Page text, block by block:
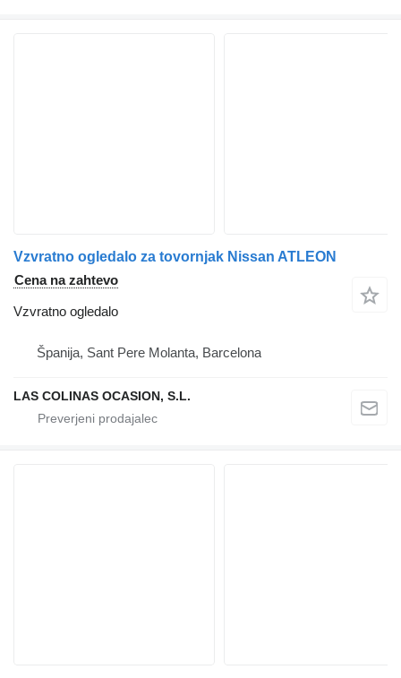
Vzvratno ogledalo za tovornjak Nissan ATLEON
Cena na zahtevo
Vzvratno ogledalo
Španija, Sant Pere Molanta, Barcelona
LAS COLINAS OCASION, S.L.